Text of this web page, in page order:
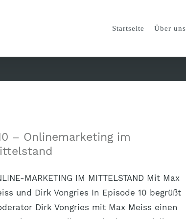
Startseite Über uns
– Onlinemarketing im
MARKETING IM MITTELSTAND Mit Max
und Dirk Vongries In Episode 10 begrüßt
Dirk Vongries mit Max Meiss einen